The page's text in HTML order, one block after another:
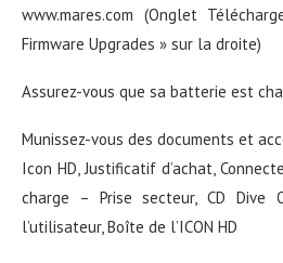
www.mares.com (Onglet
Firmware Upgrades » sur la droite)
Assurez-vous que sa batterie est
Munissez-vous des documents et
Icon HD, Justificatif d’achat,
charge – Prise secteur, CD Dive
l’utilisateur, Boîte de l’ICON HD